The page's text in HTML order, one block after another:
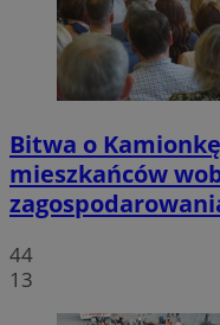
Bitwa o
mieszkańców
44
13